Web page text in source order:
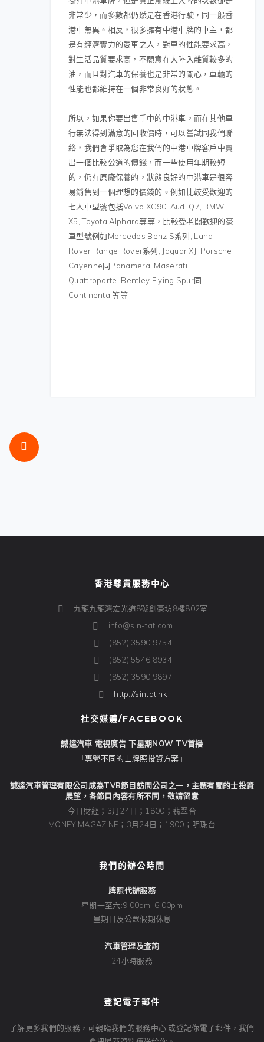
非常少，而多數都仍然是在香港行駛，同一般香
港車無異。相反，很多擁有中港車牌的車主，都
是有經濟實力的愛車之人，對車的性能要求高，
對生活品質要求高，不願意在大陸入雜質較多的
油，而且對汽車的保養也是非常的關心，車輛的
性能也都維持在一個非常良好的狀態。
所以，如果你要出售手中的中港車，而在其他車
行無法得到滿意的回收價時，可以嘗試同我們聯
絡，我們會爭取為您在我們的中港車牌客戶中賣
出一個比較公道的價錢，而一些使用年期較短
的，仍有原廠保養的，狀態良好的中港車是很容
易銷售到一個理想的價錢的。例如比較受歡迎的
七人車型號包括Volvo XC90, Audi Q7, BMW
X5, Toyota Alphard等等，比較受老闆歡迎的豪
車型號例如Mercedes Benz S系列 , Land
Rover Range Rover系列
, Jaguar XJ, Porsche
Cayenne同Panamera, Maserati
Quattroporte, Bentley Flying Spur同
Continental等等
香港尊貴服務中心
九龍九龍灣宏光道8號創豪坊8樓802室
info@sin-tat.com
(852) 3590 9754
(852) 5546 8934
(852) 3590 9897
http://sintat.hk
社交媒體/FACEBOOK
誠達汽車 電視廣告 下星期NOW TV首播
「專營不同的士牌照投資方案」
誠達汽車管理有限公司成為TVB節目訪問公司之一，主題有關的士投資
展望，各節目內容有所不同，敬請留意
今日財經；3月24日；1800；翡翠台
MONEY MAGAZINE；3月24日；1900；明珠台
我們的辦公時間
牌照代辦服務
星期一至六:9:00am-6:00pm
星期日及公眾假期休息
汽車管理及查詢
24小時服務
登記電子郵件
了解更多我們的服務，可親臨我們的服務中心;或登記你電子郵件，我們